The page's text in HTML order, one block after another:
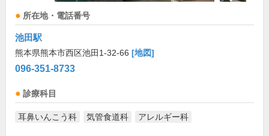
所在地・電話番号
池田駅
熊本県熊本市西区池田1-32-66 [地図]
096-351-8733
診療科目
耳鼻いんこう科 気管食道科 アレルギー科